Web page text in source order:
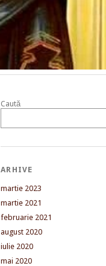
Caută
ARHIVE
martie 2023
martie 2021
februarie 2021
august 2020
iulie 2020
mai 2020